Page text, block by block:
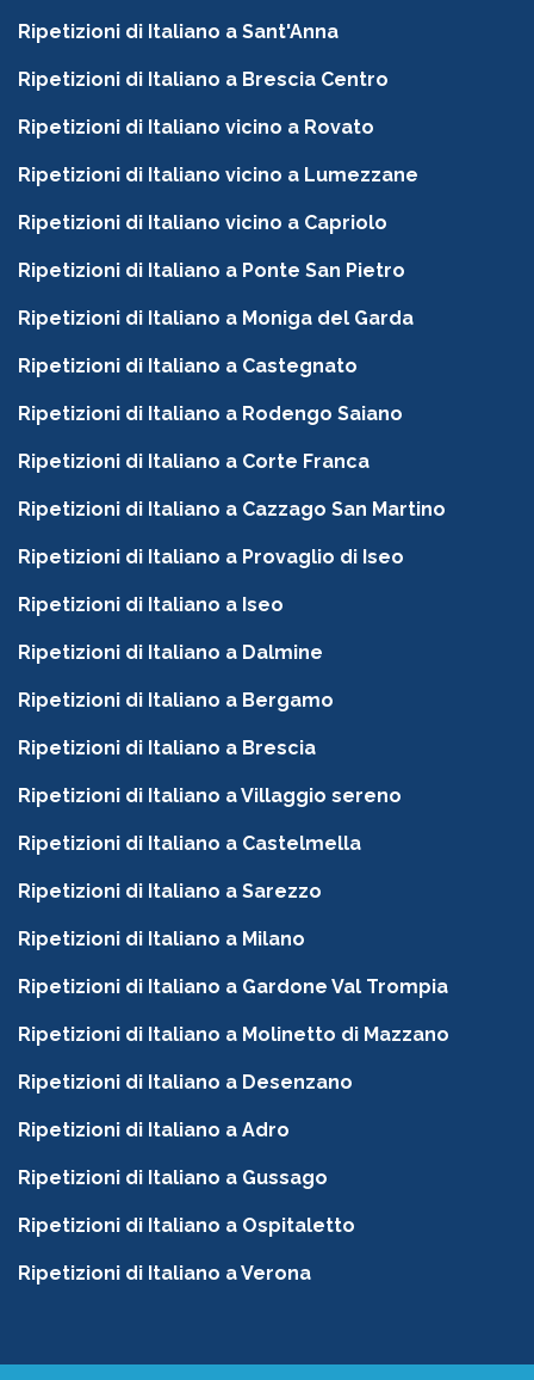
Ripetizioni di Italiano a Sant'Anna
Ripetizioni di Italiano a Brescia Centro
Ripetizioni di Italiano vicino a Rovato
Ripetizioni di Italiano vicino a Lumezzane
Ripetizioni di Italiano vicino a Capriolo
Ripetizioni di Italiano a Ponte San Pietro
Ripetizioni di Italiano a Moniga del Garda
Ripetizioni di Italiano a Castegnato
Ripetizioni di Italiano a Rodengo Saiano
Ripetizioni di Italiano a Corte Franca
Ripetizioni di Italiano a Cazzago San Martino
Ripetizioni di Italiano a Provaglio di Iseo
Ripetizioni di Italiano a Iseo
Ripetizioni di Italiano a Dalmine
Ripetizioni di Italiano a Bergamo
Ripetizioni di Italiano a Brescia
Ripetizioni di Italiano a Villaggio sereno
Ripetizioni di Italiano a Castelmella
Ripetizioni di Italiano a Sarezzo
Ripetizioni di Italiano a Milano
Ripetizioni di Italiano a Gardone Val Trompia
Ripetizioni di Italiano a Molinetto di Mazzano
Ripetizioni di Italiano a Desenzano
Ripetizioni di Italiano a Adro
Ripetizioni di Italiano a Gussago
Ripetizioni di Italiano a Ospitaletto
Ripetizioni di Italiano a Verona